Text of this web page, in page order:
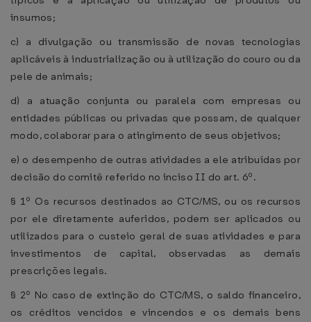
insumos;
c) a divulgação ou transmissão de novas tecnologias
aplicáveis à industrialização ou à utilização do couro ou da
pele de animais;
d) a atuação conjunta ou paralela com empresas ou
entidades públicas ou privadas que possam, de qualquer
modo, colaborar para o atingimento de seus objetivos;
e) o desempenho de outras atividades a ele atribuídas por
decisão do comitê referido no inciso II do art. 6º.
§ 1º Os recursos destinados ao CTC/MS, ou os recursos
por ele diretamente auferidos, podem ser aplicados ou
utilizados para o custeio geral de suas atividades e para
investimentos de capital, observadas as demais
prescrições legais.
§ 2º No caso de extinção do CTC/MS, o saldo financeiro,
os créditos vencidos e vincendos e os demais bens